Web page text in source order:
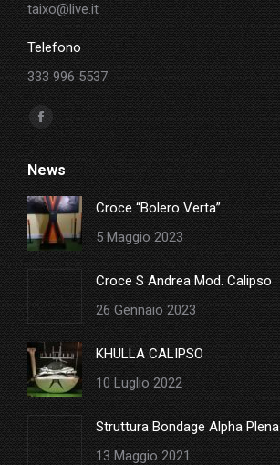
taixo@live.it
Telefono
333 996 5537
Ci puoi trovare su:
Facebook
page
opens
in
new
window
News
Croce “Bolero Verta”
5 Maggio 2023
Croce S Andrea Mod. Calipso
26 Gennaio 2023
KHULLA CALIPSO
10 Luglio 2022
Struttura Bondage Alpha Plena
13 Maggio 2021